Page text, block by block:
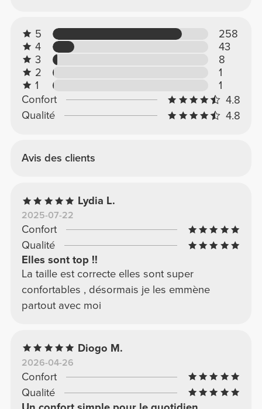
5
258
4
43
3
8
2
1
1
1
Confort
4.8
Qualité
4.8
Avis des clients
Lydia L.
2025-07-22
Confort
Qualité
Elles sont top !!
La taille est correcte elles sont super
confortables , désormais je les emmène
partout avec moi
Diogo M.
2026-04-26
Confort
Qualité